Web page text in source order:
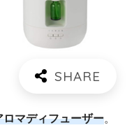
ロマディフューザー。